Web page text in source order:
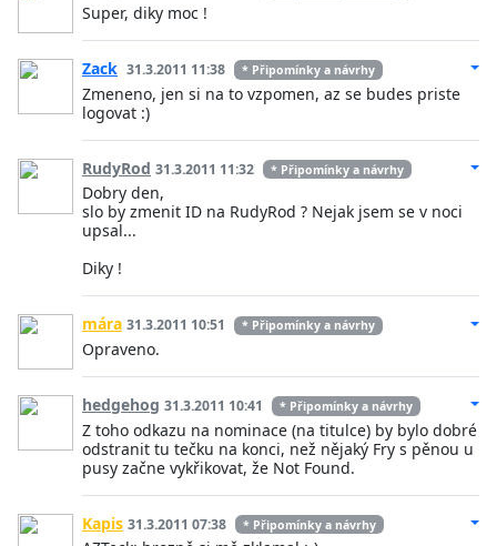
Super, diky moc !
Zack 31.3.2011 11:38 * Připomínky a návrhy
Zmeneno, jen si na to vzpomen, az se budes priste
logovat :)
RudyRod 31.3.2011 11:32 * Připomínky a návrhy
Dobry den,
slo by zmenit ID na RudyRod ? Nejak jsem se v noci
upsal...
Diky !
mára 31.3.2011 10:51 * Připomínky a návrhy
Opraveno.
hedgehog 31.3.2011 10:41 * Připomínky a návrhy
Z toho odkazu na nominace (na titulce) by bylo dobré
odstranit tu tečku na konci, než nějaký Fry s pěnou u
pusy začne vykřikovat, že Not Found.
Kapis 31.3.2011 07:38 * Připomínky a návrhy